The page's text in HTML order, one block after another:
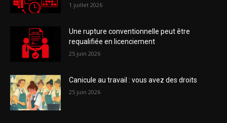
1 juillet 2026
Une rupture conventionnelle peut être
requalifiée en licenciement
25 juin 2026
Canicule au travail : vous avez des droits
25 juin 2026